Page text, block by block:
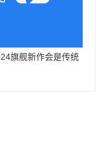
旗舰新作会是传统